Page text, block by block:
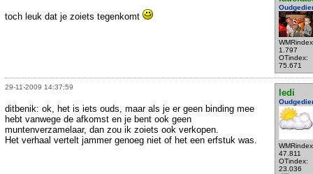
1.797
OTindex:
75.671
toch leuk dat je zoiets tegenkomt
29-11-2009 14:37:59
ledi
47.811
OTindex:
23.036
ditbenik: ok, het is iets ouds, maar als je er geen binding mee
hebt vanwege de afkomst en je bent ook geen
muntenverzamelaar, dan zou ik zoiets ook verkopen.
Het verhaal vertelt jammer genoeg niet of het een erfstuk was.